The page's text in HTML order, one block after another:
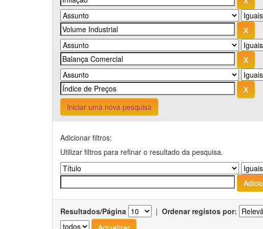
Iniciar uma nova pesquisa
Adicionar filtros:
Utilizar filtros para refinar o resultado da pesquisa.
Resultados/Página | Ordenar registos por: